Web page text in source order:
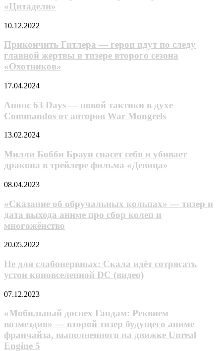
получил
тизер
в
что
суперагент
первом
«Цитадели»
«Цитадели»
Прикончить
—
герои
идут
по
главной
в
тизере
сезона
10.12.2022
Прикончить Гитлера — герои идут по следу
главной жертвы в тизере второго сезона
«Охотников»
Анонс
Days
—
новой
в
Commandos
от
War
17.04.2024
Анонс 63 Days — новой тактики в духе
Commandos от авторов War Mongrels
Милли
Браун
спасет
себя
убивает
в
трейлере
фильма
«Девица»
13.02.2024
Милли Бобби Браун спасет себя и убивает
дракона в трейлере фильма «Девица»
«Сказание
обручальных
кольцах»
—
тизер
дата
аниме
про
сбор
колец
многожёнство
08.04.2023
«Сказание об обручальных кольцах» — тизер и
дата выхода аниме про сбор колец и
многожёнство
Не
слабонервных:
Скала
идёт
устои
DC
(видео)
20.05.2022
Не для слабонервных: Скала идёт сотрясать
устои киновселенной DC (видео)
«Мобильный
Гандам:
возмездия»
—
второй
07.12.2023
«Мобильный доспех Гандам: Реквием
возмездия» — второй тизер будущего аниме
франчайза, выпoлнeнного нa движкe Unreal
Engine 5